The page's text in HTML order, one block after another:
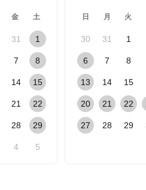
金 土
31 1
7 8
14 15
21 22
28 29
4 5
日 月 火
30 31 1
6 7 8
13 14 15
20 21 22
27 28 29